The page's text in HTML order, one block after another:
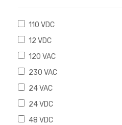
110 VDC
12 VDC
120 VAC
230 VAC
24 VAC
24 VDC
48 VDC